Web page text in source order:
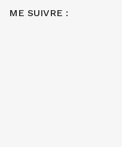
ME SUIVRE :